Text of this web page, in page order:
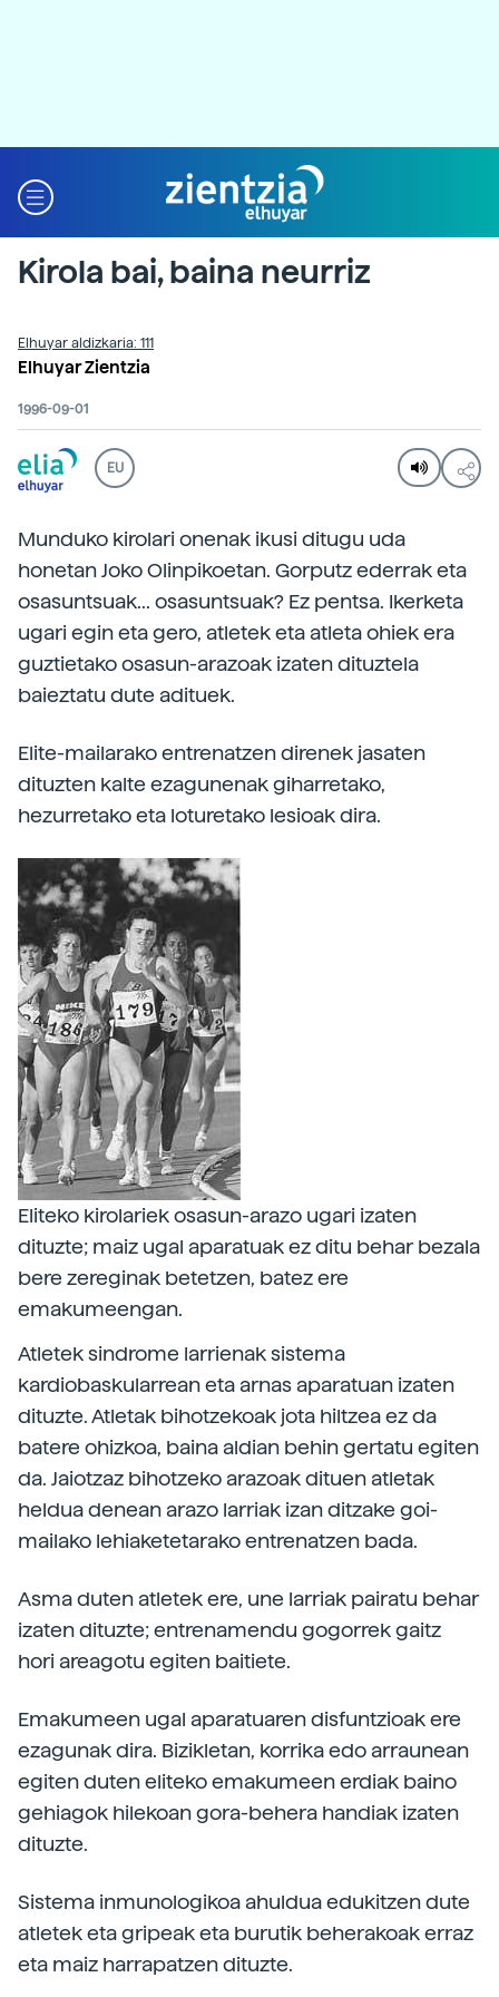
Kirola bai, baina neurriz
Elhuyar aldizkaria: 111
Elhuyar Zientzia
1996-09-01
EU
Munduko kirolari onenak ikusi ditugu uda
honetan Joko Olinpikoetan. Gorputz ederrak eta
osasuntsuak... osasuntsuak? Ez pentsa. Ikerketa
ugari egin eta gero, atletek eta atleta ohiek era
guztietako osasun-arazoak izaten dituztela
baieztatu dute adituek.
Elite-mailarako entrenatzen direnek jasaten
dituzten kalte ezagunenak giharretako,
hezurretako eta loturetako lesioak dira.
Eliteko kirolariek osasun-arazo ugari izaten
dituzte; maiz ugal aparatuak ez ditu behar bezala
bere zereginak betetzen, batez ere
emakumeengan.
Atletek sindrome larrienak sistema
kardiobaskularrean eta arnas aparatuan izaten
dituzte. Atletak bihotzekoak jota hiltzea ez da
batere ohizkoa, baina aldian behin gertatu egiten
da. Jaiotzaz bihotzeko arazoak dituen atletak
heldua denean arazo larriak izan ditzake goi-
mailako lehiaketetarako entrenatzen bada.
Asma duten atletek ere, une larriak pairatu behar
izaten dituzte; entrenamendu gogorrek gaitz
hori areagotu egiten baitiete.
Emakumeen ugal aparatuaren disfuntzioak ere
ezagunak dira. Bizikletan, korrika edo arraunean
egiten duten eliteko emakumeen erdiak baino
gehiagok hilekoan gora-behera handiak izaten
dituzte.
Sistema inmunologikoa ahuldua edukitzen dute
atletek eta gripeak eta burutik beherakoak erraz
eta maiz harrapatzen dituzte.